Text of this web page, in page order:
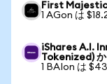
First
1 AGon は
iShares A.I.
Tokenized) か
1 BAIon は